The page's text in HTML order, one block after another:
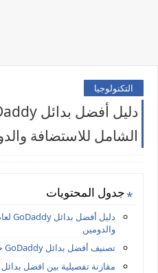
التكنولوجيا
الشامل للاستضافة
جدول المحتويات
والدومين
تصنيف أفضل بدائل GoDaddy حسب فئة الاستخدام
مقارنة تفصيلية بين افضل بدائل GoDaddy الرائدة